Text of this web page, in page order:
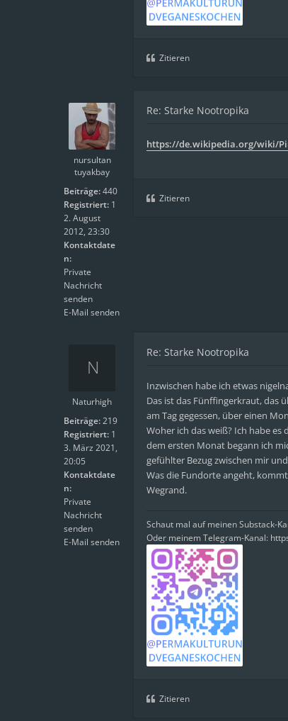
Zitieren
nursultan
tuyakbay
Beiträge:440
Registriert: 1
2. August
2012, 23:30
Kontaktdate
n:
Private
Nachricht
senden
E-Mail senden
Re: Starke Nootropika
https://de.wikipedia.org/wiki/
Zitieren
Naturhigh
Beiträge:219
Registriert: 1
3. März 2021,
20:05
Kontaktdate
n:
Private
Nachricht
senden
E-Mail senden
Re: Starke Nootropika
Inzwischen habe ich etwas
Das ist das Fünffingerkraut, das
am Tag gegessen, über einen
Woher ich das weiß? Ich habe es
dem ersten Monat begann ich
gefühlter Bezug zwischen mir
Was die Fundorte angeht,
Wegrand.
Schaut mal auf meinen Substack-
Oder meinem Telegram-Kanal:
Zitieren